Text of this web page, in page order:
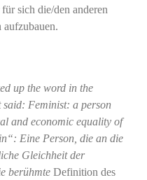
sich die/den anderen
aufzubauen.
up the word in the
Feminist: a person
and economic equality of
Eine Person, die an die
Gleichheit der
berühmte Definition des